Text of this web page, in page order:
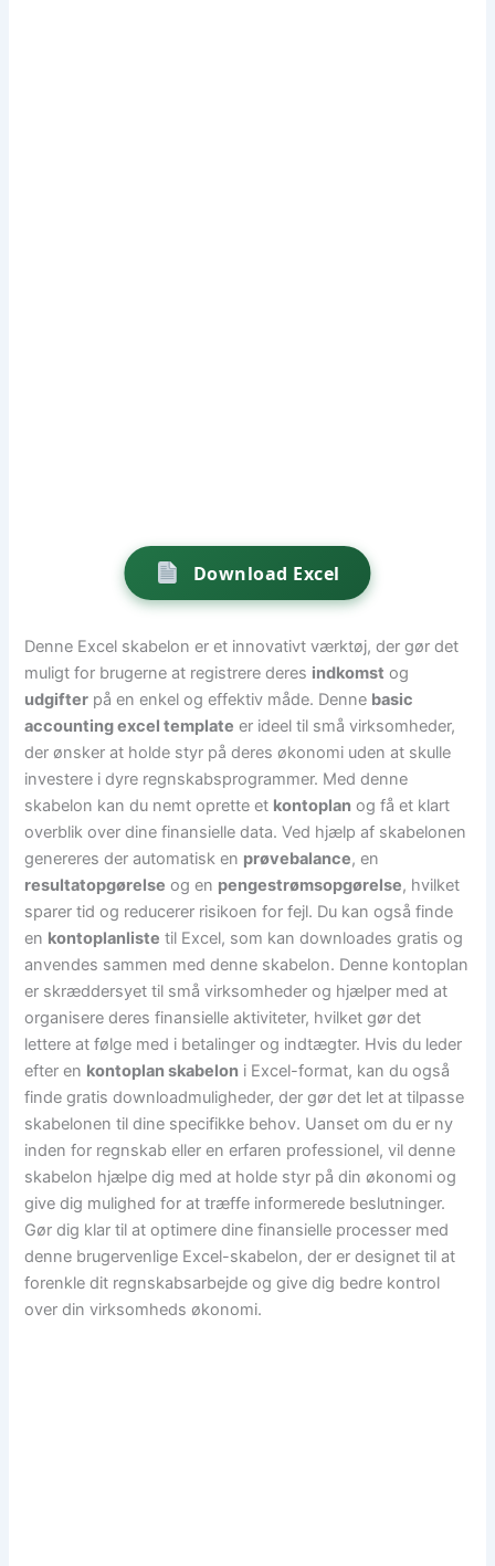
Download Excel
Denne Excel skabelon er et innovativt værktøj, der gør det
muligt for brugerne at registrere deres indkomst og
udgifter på en enkel og effektiv måde. Denne basic
accounting excel template er ideel til små virksomheder,
der ønsker at holde styr på deres økonomi uden at skulle
investere i dyre regnskabsprogrammer. Med denne
skabelon kan du nemt oprette et kontoplan og få et klart
overblik over dine finansielle data. Ved hjælp af skabelonen
genereres der automatisk en prøvebalance, en
resultatopgørelse og en pengestrømsopgørelse, hvilket
sparer tid og reducerer risikoen for fejl. Du kan også finde
en kontoplanliste til Excel, som kan downloades gratis og
anvendes sammen med denne skabelon. Denne kontoplan
er skræddersyet til små virksomheder og hjælper med at
organisere deres finansielle aktiviteter, hvilket gør det
lettere at følge med i betalinger og indtægter. Hvis du leder
efter en kontoplan skabelon i Excel-format, kan du også
finde gratis downloadmuligheder, der gør det let at tilpasse
skabelonen til dine specifikke behov. Uanset om du er ny
inden for regnskab eller en erfaren professionel, vil denne
skabelon hjælpe dig med at holde styr på din økonomi og
give dig mulighed for at træffe informerede beslutninger.
Gør dig klar til at optimere dine finansielle processer med
denne brugervenlige Excel-skabelon, der er designet til at
forenkle dit regnskabsarbejde og give dig bedre kontrol
over din virksomheds økonomi.